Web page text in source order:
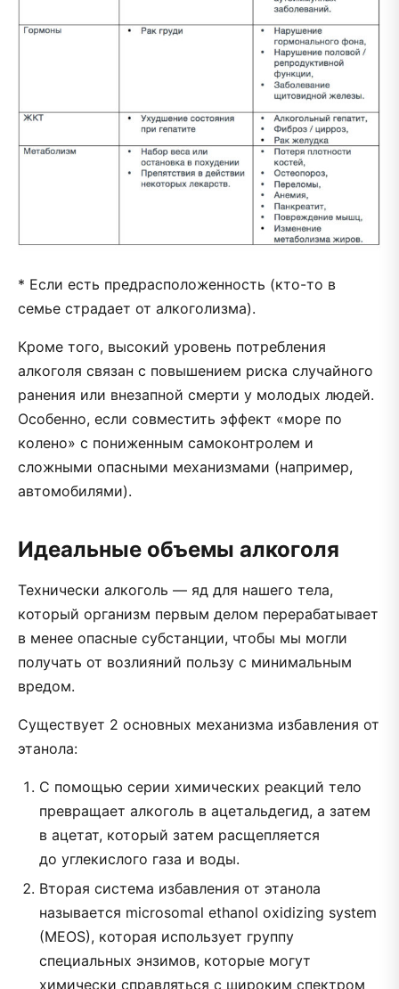
* Если есть предрасположенность (кто-то в
семье страдает от алкоголизма).
Кроме того, высокий уровень потребления
алкоголя связан с повышением риска случайного
ранения или внезапной смерти у молодых людей.
Особенно, если совместить эффект «море по
колено» с пониженным самоконтролем и
сложными опасными механизмами (например,
автомобилями).
Идеальные объемы алкоголя
Технически алкоголь — яд для нашего тела,
который организм первым делом перерабатывает
в менее опасные субстанции, чтобы мы могли
получать от возлияний пользу с минимальным
вредом.
Существует 2 основных механизма избавления от
этанола:
С помощью серии химических реакций тело
превращает алкоголь в ацетальдегид, а затем
в ацетат, который затем расщепляется
до углекислого газа и воды.
Вторая система избавления от этанола
называется microsomal ethanol oxidizing system
(MEOS), которая использует группу
специальных энзимов, которые могут
химически справляться с широким спектром